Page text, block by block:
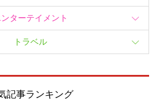
ンターテイメント
トラベル
記事ランキング